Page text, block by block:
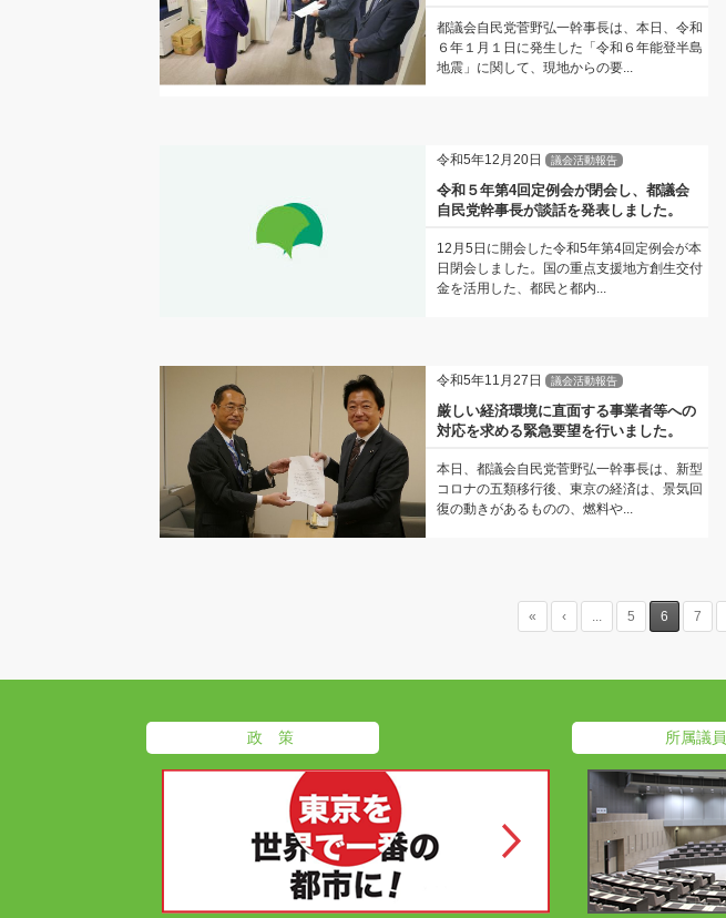
都議会自民党菅野弘一幹事長は、本日、令和
６年１月１日に発生した「令和６年能登半島
地震」に関して、現地からの要...
令和5年12月20日 議会活動報告
令和５年第4回定例会が閉会し、都議会
自民党幹事長が談話を発表しました。
12月5日に開会した令和5年第4回定例会が本
日閉会しました。国の重点支援地方創生交付
金を活用した、都民と都内...
令和5年11月27日 議会活動報告
厳しい経済環境に直面する事業者等への
対応を求める緊急要望を行いました。
本日、都議会自民党菅野弘一幹事長は、新型
コロナの五類移行後、東京の経済は、景気回
復の動きがあるものの、燃料や...
« ‹ ... 5 6 7
政 策 所属議員